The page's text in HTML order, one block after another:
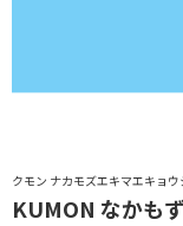
クモン ナカモズエキマエキョウ
KUMON なかも